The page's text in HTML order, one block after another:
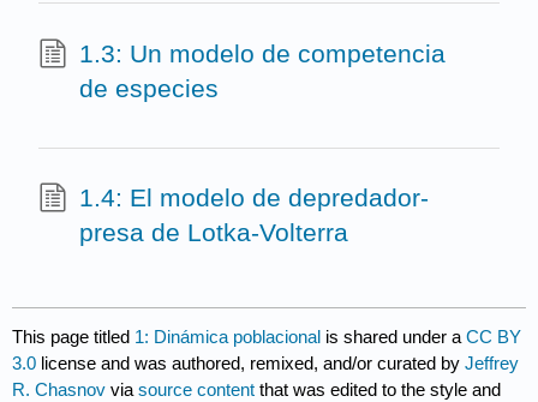
1.3: Un modelo de competencia
de especies
1.4: El modelo de depredador-
presa de Lotka-Volterra
This page titled 1: Dinámica poblacional is shared under aCC BY
3.0 license and was authored, remixed, and/or curated byJeffrey
R. Chasnov viasource content that was edited to the style and